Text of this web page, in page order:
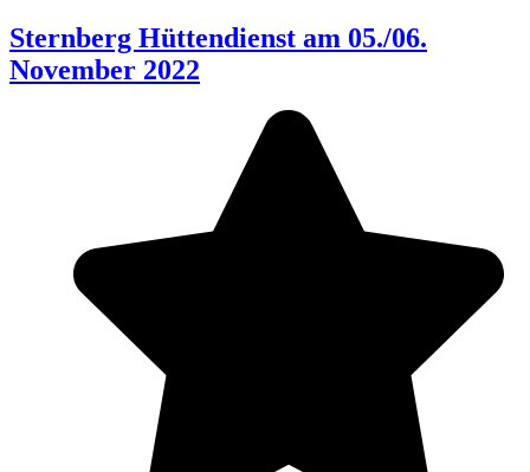
Sternberg Hüttendienst am 05./06.
November 2022